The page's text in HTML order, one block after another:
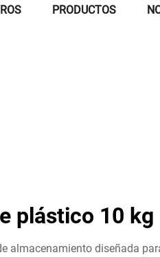
PRODUCTOS
plástico 10 kg
almacenamiento diseñada